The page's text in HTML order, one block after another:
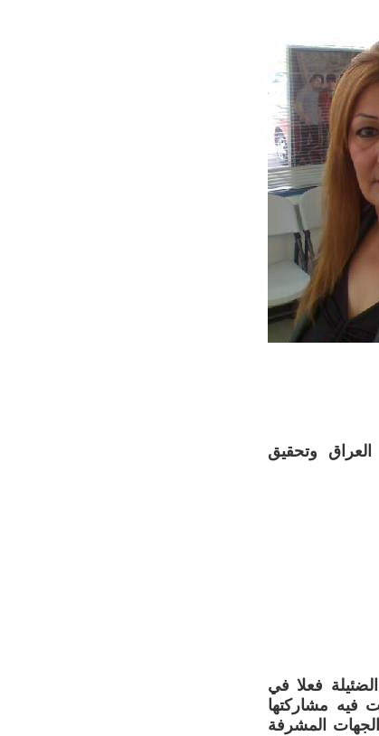
وتحقيق
الضئيلة فعلا في
ايران عام 1986-1987 الذي انعدمت فيه مشاركتها
ونيويورك وحتى لندن عام 2002 نجد ان الجهات المشرفة